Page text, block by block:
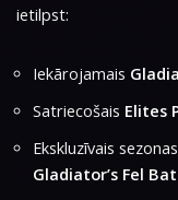
ietilpst:
Iekārojamais
Satriecošais Elites
Ekskluzīvais sezonas
Gladiator’s Fel